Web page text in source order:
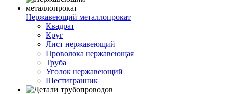
Нержавеющий металлопрокат
Квадрат
Круг
Лист нержавеющий
Проволока нержавеющая
Труба
Уголок нержавеющий
Шестигранник